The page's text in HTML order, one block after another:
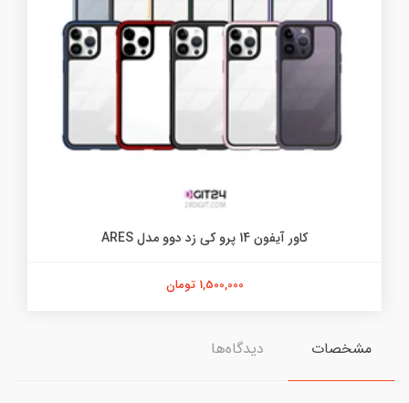
کاور آیفون 14 پرو کی زد دوو مدل ARES
1,500,000 تومان
مشخصات دیدگاه‌ها